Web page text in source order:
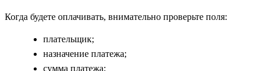
Когда будете оплачивать, внимательно проверьте поля:
плательщик;
назначение платежа;
сумма платежа;